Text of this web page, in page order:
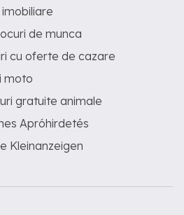
de munca
cu oferte de cazare
moto
gratuite animale
Apróhirdetés
Kleinanzeigen